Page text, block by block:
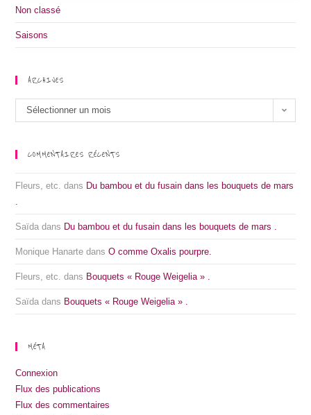
Non classé
Saisons
ARCHIVES
Archives
Sélectionner un mois
COMMENTAIRES RÉCENTS
Fleurs, etc. dans Du bambou et du fusain dans les bouquets de mars
.
Saïda dans Du bambou et du fusain dans les bouquets de mars .
Monique Hanarte dansO comme Oxalis pourpre.
Fleurs, etc. dans Bouquets « Rouge Weigelia » .
Saïda dans Bouquets « Rouge Weigelia » .
MÉTA
Connexion
Flux des publications
Flux des commentaires